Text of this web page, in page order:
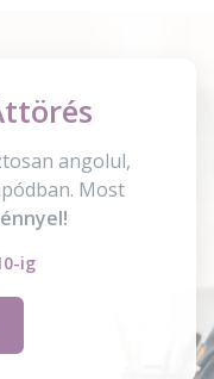
angolul,
Most
ig